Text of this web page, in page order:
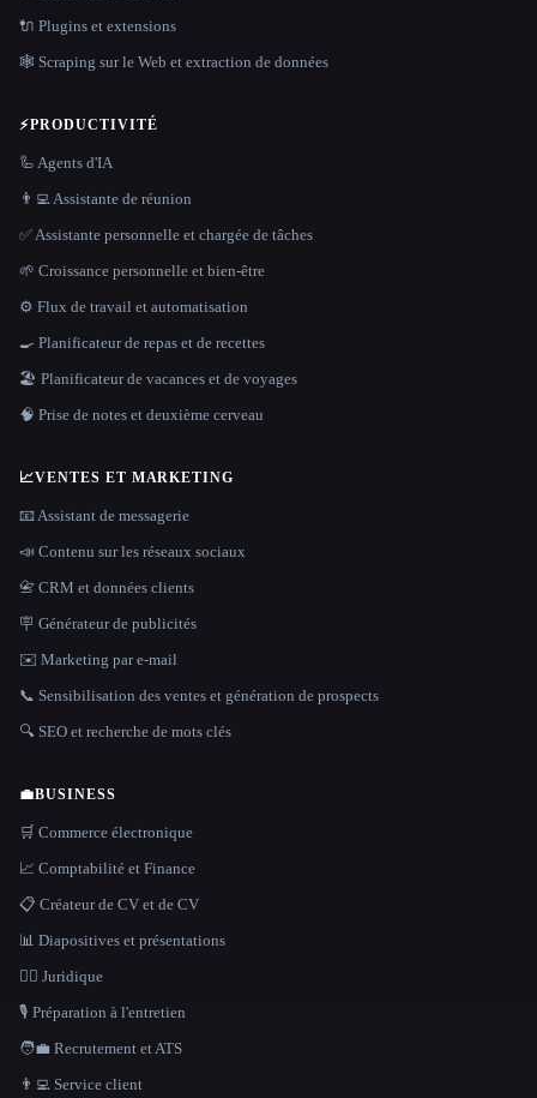
🔌 Plugins et extensions
🕸️ Scraping sur le Web et extraction de données
⚡PRODUCTIVITÉ
🦾 Agents d'IA
👨‍💻 Assistante de réunion
✅ Assistante personnelle et chargée de tâches
🌱 Croissance personnelle et bien-être
⚙️ Flux de travail et automatisation
🍳 Planificateur de repas et de recettes
🏖 Planificateur de vacances et de voyages
🧠 Prise de notes et deuxième cerveau
📈VENTES ET MARKETING
📧 Assistant de messagerie
📣 Contenu sur les réseaux sociaux
📇 CRM et données clients
🪧 Générateur de publicités
✉️ Marketing par e-mail
📞 Sensibilisation des ventes et génération de prospects
🔍 SEO et recherche de mots clés
💼BUSINESS
🛒 Commerce électronique
📈 Comptabilité et Finance
📋 Créateur de CV et de CV
📊 Diapositives et présentations
👩‍⚖️ Juridique
🎙️ Préparation à l'entretien
🧑‍💼 Recrutement et ATS
👨‍💻 Service client